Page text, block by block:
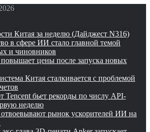
Китая за неделю (Дайджест N316)
в сфере ИИ стало главной темой
и чиновников
цены после запуска новых
Китая сталкивается с проблемой
Tencent бьет рекорды по числу API-
неделю
рынок ускорителей ИИ на